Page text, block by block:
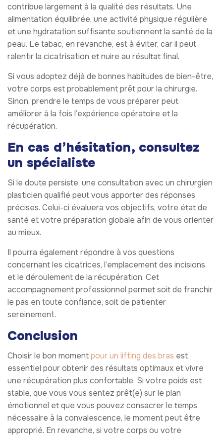
contribue largement à la qualité des résultats. Une
alimentation équilibrée, une activité physique régulière
et une hydratation suffisante soutiennent la santé de la
peau. Le tabac, en revanche, est à éviter, car il peut
ralentir la cicatrisation et nuire au résultat final.
Si vous adoptez déjà de bonnes habitudes de bien-être,
votre corps est probablement prêt pour la chirurgie.
Sinon, prendre le temps de vous préparer peut
améliorer à la fois l’expérience opératoire et la
récupération.
En cas d’hésitation, consultez
un spécialiste
Si le doute persiste, une consultation avec un chirurgien
plasticien qualifié peut vous apporter des réponses
précises. Celui-ci évaluera vos objectifs, votre état de
santé et votre préparation globale afin de vous orienter
au mieux.
Il pourra également répondre à vos questions
concernant les cicatrices, l’emplacement des incisions
et le déroulement de la récupération. Cet
accompagnement professionnel permet soit de franchir
le pas en toute confiance, soit de patienter
sereinement.
Conclusion
Choisir le bon momentpour un lifting des bras est
essentiel pour obtenir des résultats optimaux et vivre
une récupération plus confortable. Si votre poids est
stable, que vous vous sentez prêt(e) sur le plan
émotionnel et que vous pouvez consacrer le temps
nécessaire à la convalescence, le moment peut être
approprié. En revanche, si votre corps ou votre